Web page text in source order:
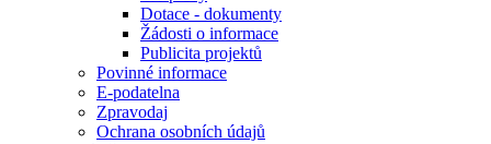
Dotace - dokumenty
Žádosti o informace
Publicita projektů
Povinné informace
E-podatelna
Zpravodaj
Ochrana osobních údajů